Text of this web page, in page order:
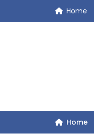
Home
Home